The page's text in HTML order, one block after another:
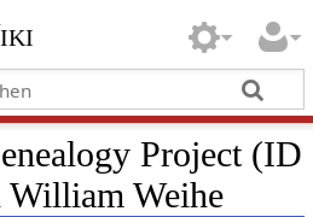
Project (ID
William Weihe